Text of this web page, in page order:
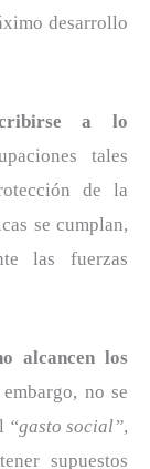
desarrollo
a lo
tales
de la
se cumplan,
las fuerzas
alcancen los
embargo, no se
“gasto social”,
supuestos